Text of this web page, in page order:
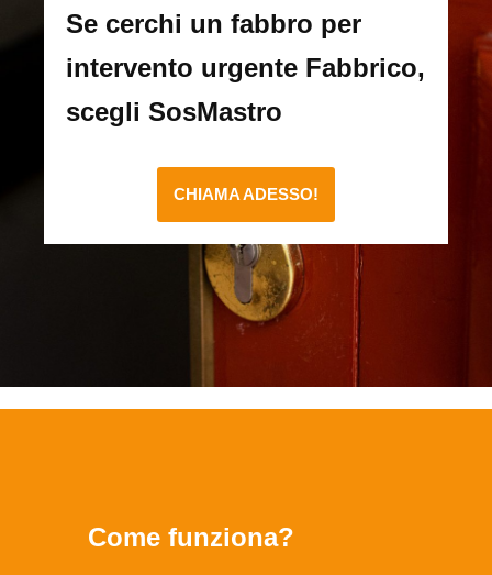
Se cerchi un fabbro per
intervento urgente Fabbrico,
scegli SosMastro
CHIAMA ADESSO!
Come funziona?